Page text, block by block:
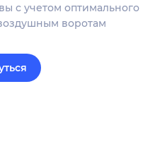
с учетом оптимального
воротам